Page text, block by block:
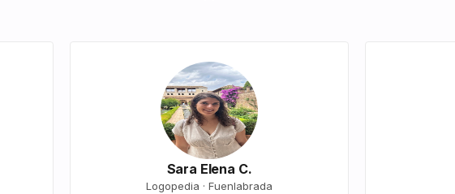
Sara Elena C.
Logopedia · Fuenlabrada